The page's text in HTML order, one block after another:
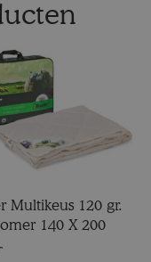
Multikeus 120 gr.
140 X 200